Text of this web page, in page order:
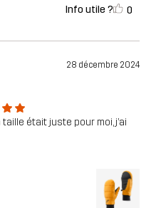
Info utile ? 0
28 décembre 2024
était juste pour moi, j’ai